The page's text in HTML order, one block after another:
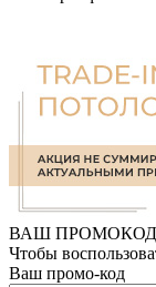
ВАШ ПРОМОКОД
Чтобы
Ваш промо-код